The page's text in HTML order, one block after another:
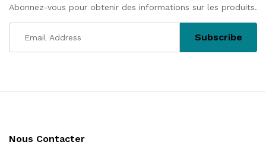
Abonnez-vous pour obtenir des informations sur les produits.
Nous Contacter